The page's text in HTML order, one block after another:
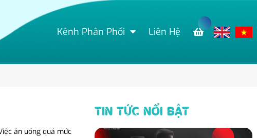
Kênh Phân Phối Liên Hệ
ăn uống quá mức
TIN TỨC NỔI BẬT